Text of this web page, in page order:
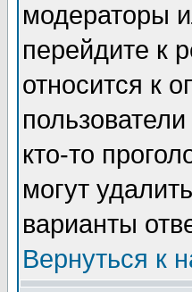
модераторы
перейдите к
относится к
кто-то
могут
варианты
Вернуться к